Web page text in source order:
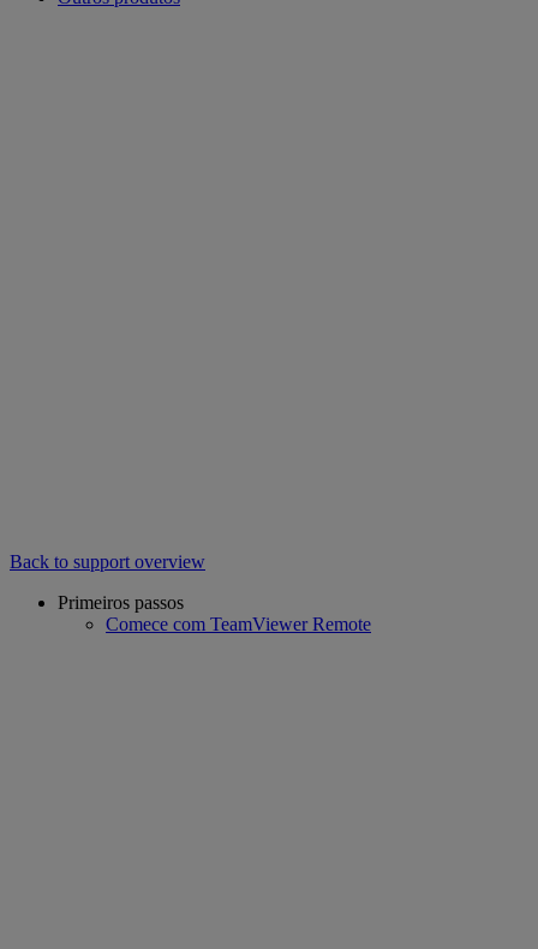
Back to support overview
Primeiros passos
Comece com TeamViewer Remote